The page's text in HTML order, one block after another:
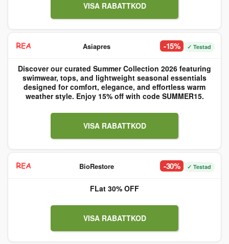
VISA RABATTKOD
Asiapres -15% ✓ Testad
Discover our curated Summer Collection 2026 featuring
swimwear, tops, and lightweight seasonal essentials
designed for comfort, elegance, and effortless warm
weather style. Enjoy 15% off with code SUMMER15.
VISA RABATTKOD
BioRestore -30% ✓ Testad
FLat 30% OFF
VISA RABATTKOD